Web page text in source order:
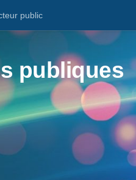
public
publiques